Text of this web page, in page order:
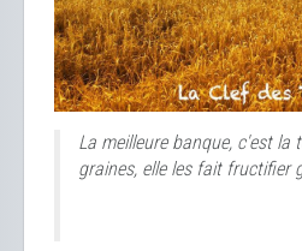
La meilleure banque, c'est la
graines, elle les fait fructifier